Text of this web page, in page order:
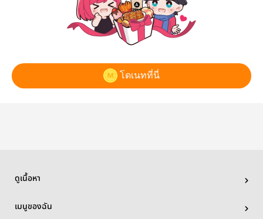
โดเนทที่นี่
ดูเนื้อหา
เมนูของฉัน